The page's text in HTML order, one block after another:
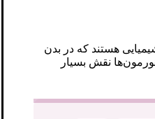
هستند که در بدن
نقش بسیار